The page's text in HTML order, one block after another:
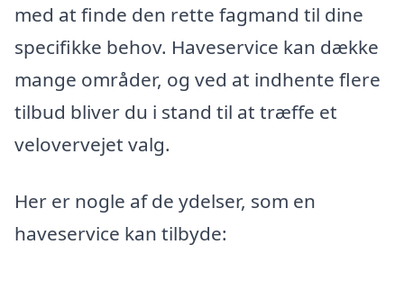
med at finde den rette fagmand til dine
specifikke behov. Haveservice kan dække
mange områder, og ved at indhente flere
tilbud bliver du i stand til at træffe et
velovervejet valg.
Her er nogle af de ydelser, som en
haveservice kan tilbyde: